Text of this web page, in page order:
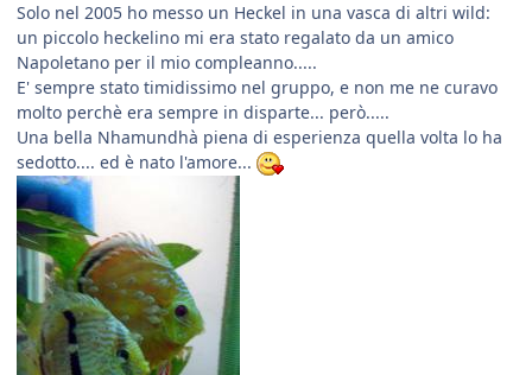
Solo nel 2005 ho messo un Heckel in una vasca di altri wild:
un piccolo heckelino mi era stato regalato da un amico
Napoletano per il mio compleanno.....
E' sempre stato timidissimo nel gruppo, e non me ne curavo
molto perchè era sempre in disparte... però.....
Una bella Nhamundhà piena di esperienza quella volta lo ha
sedotto.... ed è nato l'amore...